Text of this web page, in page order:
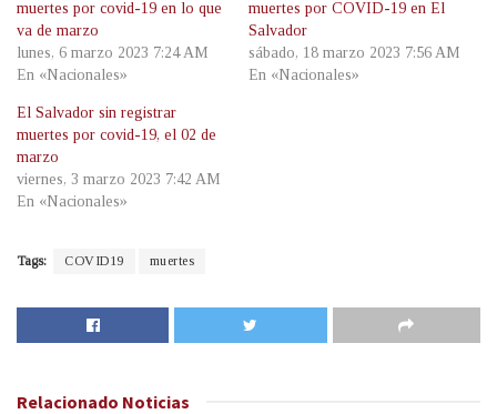
muertes por covid-19 en lo que
va de marzo
lunes, 6 marzo 2023 7:24 AM
En «Nacionales»
muertes por COVID-19 en El
Salvador
sábado, 18 marzo 2023 7:56 AM
En «Nacionales»
El Salvador sin registrar
muertes por covid-19, el 02 de
marzo
viernes, 3 marzo 2023 7:42 AM
En «Nacionales»
Tags: COVID19 muertes
Relacionado Noticias